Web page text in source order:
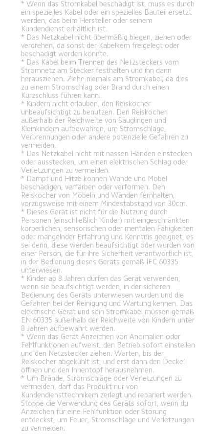
* Wenn das Stromkabel beschädigt ist, muss es durch
ein spezielles Kabel oder ein spezielles Bauteil ersetzt
werden, das beim Hersteller oder seinem
Kundendienst erhältlich ist.
* Das Netzkabel nicht übermäßig biegen, ziehen oder
verdrehen, da sonst der Kabelkern freigelegt oder
beschädigt werden könnte.
* Das Kabel beim Trennen des Netzsteckers vom
Stromnetz am Stecker festhalten und ihn dann
herausziehen. Ziehe niemals am Stromkabel, da dies
zu einem Stromschlag oder Brand durch einen
Kurzschluss führen kann.
* Kindern nicht erlauben, den Reiskocher
unbeaufsichtigt zu benutzen. Den Reiskocher
außerhalb der Reichweite von Säuglingen und
Kleinkindern aufbewahren, um Stromschläge,
Verbrennungen oder andere potenzielle Gefahren zu
vermeiden.
* Das Netzkabel nicht mit nassen Händen einstecken
oder ausstecken, um einen elektrischen Schlag oder
Verletzungen zu vermeiden.
* Dampf und Hitze können Wände und Möbel
beschädigen, verfärben oder verformen. Den
Reiskocher von Möbeln und Wänden fernhalten,
vorzugsweise mit einem Mindestabstand von 30cm.
* Dieses Gerät ist nicht für die Nutzung durch
Personen (einschließlich Kinder) mit eingeschränkten
körperlichen, sensorischen oder mentalen Fähigkeiten
oder mangelnder Erfahrung und Kenntnis geeignet, es
sei denn, diese werden beaufsichtigt oder wurden von
einer Person, die für ihre Sicherheit verantwortlich ist,
in der Bedienung dieses Geräts gemäß IEC 60335
unterwiesen.
* Kinder ab 8 Jahren dürfen das Gerät verwenden,
wenn sie beaufsichtigt werden, in der sicheren
Bedienung des Geräts unterwiesen wurden und die
Gefahren bei der Reinigung und Wartung kennen. Das
elektrische Gerät und sein Stromkabel müssen gemäß
EN 60335 außerhalb der Reichweite von Kindern unter
8 Jahren aufbewahrt werden.
* Wenn das Gerät Anzeichen von Anomalien oder
Fehlfunktionen aufweist, den Betrieb sofort einstellen
und den Netzstecker ziehen. Warten, bis der
Reiskocher abgekühlt ist, und erst dann den Deckel
öffnen und den Innentopf herausnehmen.
* Um Brände, Stromschläge oder Verletzungen zu
vermeiden, darf das Produkt nur von
Kundendiensttechnikern zerlegt und repariert werden.
Stoppe die Verwendung des Geräts sofort, wenn du
Anzeichen für eine Fehlfunktion oder Störung
entdeckst, um Feuer, Stromschläge und Verletzungen
zu vermeiden.